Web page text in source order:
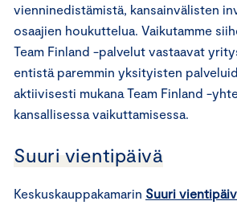
vienninedistämistä, kansainvälisten
osaajien houkuttelua. Vaikutamme
Team Finland -palvelut vastaavat
entistä paremmin yksityisten
aktiivisesti mukana Team Finland -
kansallisessa vaikuttamisessa.
Suuri vientipäivä
Keskuskauppakamarin Suuri